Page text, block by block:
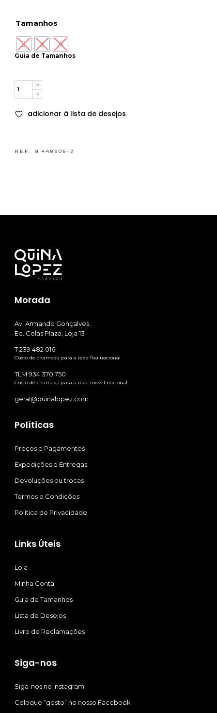
Guia de Tamanhos
Tamanhos
2 3 4
Quantity
adicionar à lista de desejos
REF: B 448905-2
Morada
Av. Armando Gonçalves,
Ed. Celas Plaza, Loja 13
T 239 482 016
Custo de chamada para a rede fixa nacional
TLM 934 370 750
Custo de chamada para a rede móvel nacional
geral@quinalopez.com
Políticas
Preços e Pagamentos
Expedições e Entregas
Devoluções ou trocas
Termos e Condições
Política de Privacidade
Links Úteis
Loja
Minha Conta
Guia de Tamanhos
Lista de Desejos
Livro de Reclamações
Siga-nos
Siga-nos no Instagram
Coloque “gosto” no nosso Facebook